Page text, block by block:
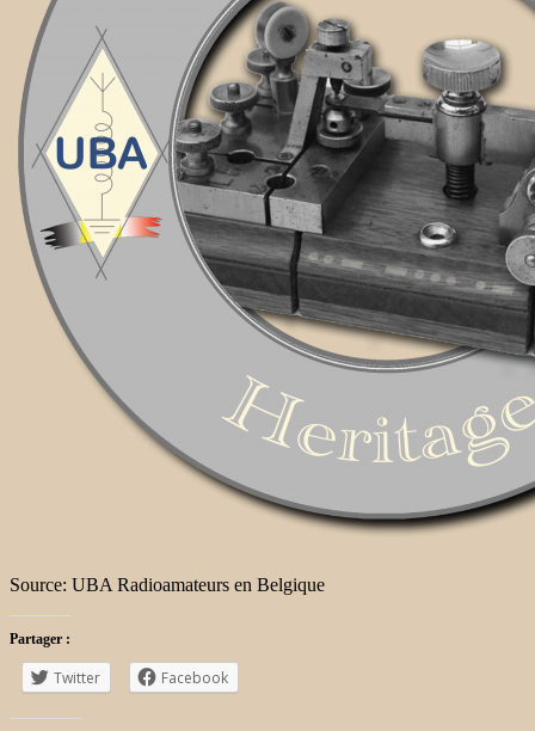
Source: UBA Radioamateurs en Belgique
Partager :
Twitter Facebook